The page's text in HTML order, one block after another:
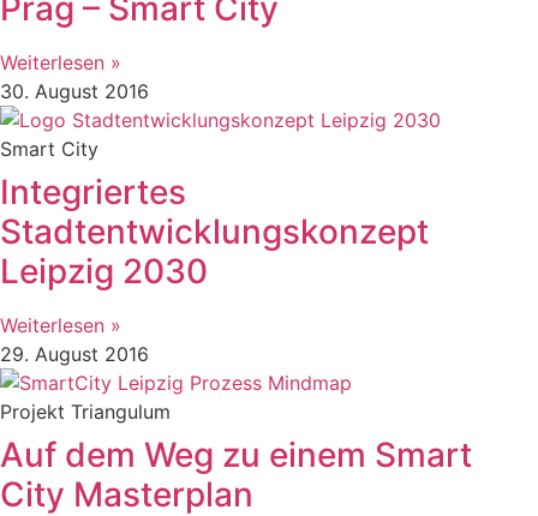
Weiterlesen »
30. August 2016
Smart City
Integriertes
Stadtentwicklungskonzept
Leipzig 2030
Weiterlesen »
29. August 2016
Projekt Triangulum
Auf dem Weg zu einem Smart
City Masterplan